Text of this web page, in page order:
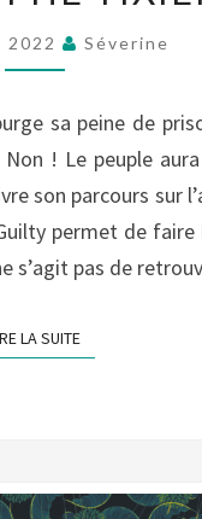
(JEAN-
TIXIER)
2022 Séverine
sa peine de
! Le peuple
son parcours sur
permet de faire
s’agit pas de
LA SUITELIRE LA SUITE